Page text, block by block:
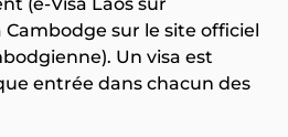
Cambodge sur le site officiel
Un visa est
entrée dans chacun des